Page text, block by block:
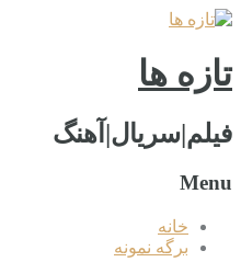
تازه ها
فیلم|سریال|آهنگ
Menu
خانه
برگه نمونه